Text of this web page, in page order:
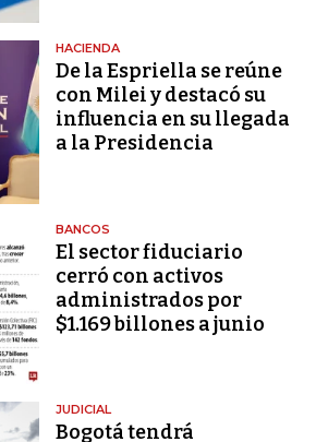
HACIENDA
De la Espriella se reúne
con Milei y destacó su
influencia en su llegada
a la Presidencia
BANCOS
El sector fiduciario
cerró con activos
administrados por
$1.169 billones a junio
JUDICIAL
Bogotá tendrá